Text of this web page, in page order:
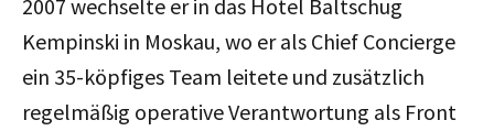
2007 wechselte er in das Hotel Baltschug
Kempinski in Moskau, wo er als Chief Concierge
ein 35-köpfiges Team leitete und zusätzlich
regelmäßig operative Verantwortung als Front